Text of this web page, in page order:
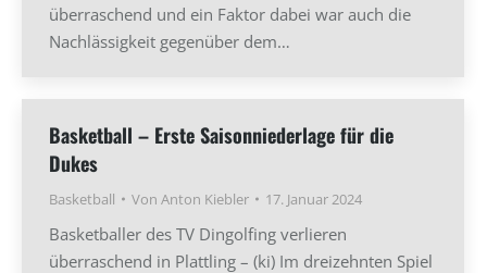
überraschend und ein Faktor dabei war auch die
Nachlässigkeit gegenüber dem…
Basketball – Erste Saisonniederlage für die
Dukes
Basketball Von Anton Kiebler 17. Januar 2024
Basketballer des TV Dingolfing verlieren
überraschend in Plattling – (ki) Im dreizehnten Spiel